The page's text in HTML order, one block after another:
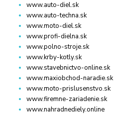
www.auto-diel.sk
www.auto-techna.sk
www.moto-diel.sk
www.profi-dielna.sk
www.polno-stroje.sk
www.krby-kotly.sk
www.stavebnictvo-online.sk
www.maxiobchod-naradie.sk
www.moto-prislusenstvo.sk
www.firemne-zariadenie.sk
www.nahradnediely.online